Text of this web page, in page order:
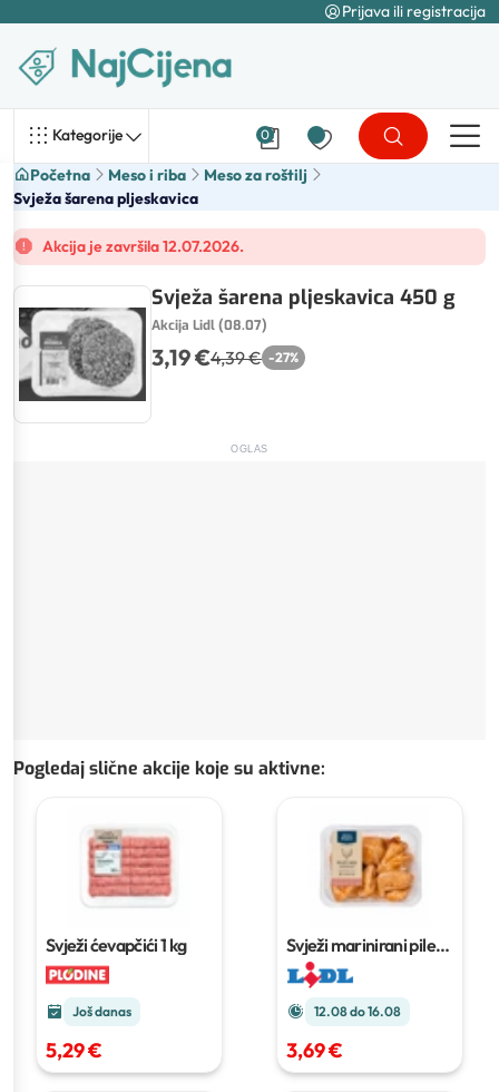
Prijava ili registracija
Kategorije 0
Početna Meso i riba
Meso za roštilj
Svježa šarena pljeskavica
Akcija je završila 12.07.2026.
Svježa šarena pljeskavica 450 g
Akcija Lidl (08.07)
3,19 €4,39 € -27%
OGLAS
Pogledaj slične akcije koje su aktivne:
Svježi ćevapčići1 kg
Još danas
5,29 €
Svježi marinirani pileći
mix cca 500 g
12.08 do 16.08
3,69 €